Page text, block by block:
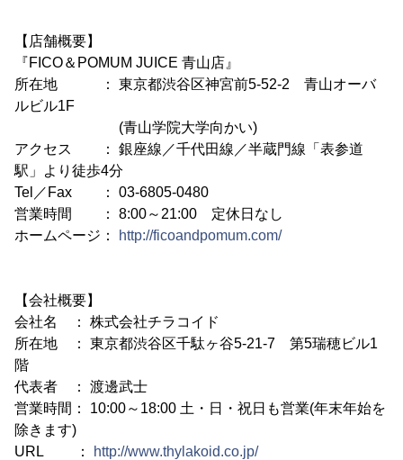
【店舗概要】
『FICO＆POMUM JUICE 青山店』
所在地 ： 東京都渋谷区神宮前5-52-2 青山オーバ
ルビル1F
(青山学院大学向かい)
アクセス ： 銀座線／千代田線／半蔵門線「表参道
駅」より徒歩4分
Tel／Fax ： 03-6805-0480
営業時間 ： 8:00～21:00 定休日なし
ホームページ：
http://ficoandpomum.com/
【会社概要】
会社名 ： 株式会社チラコイド
所在地 ： 東京都渋谷区千駄ヶ谷5-21-7 第5瑞穂ビル1
階
代表者 ： 渡邊武士
営業時間： 10:00～18:00 土・日・祝日も営業(年末年始を
除きます)
URL ：
http://www.thylakoid.co.jp/